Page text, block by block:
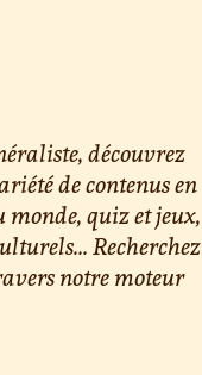
découvrez
de contenus en
monde, quiz et jeux,
Recherchez
notre moteur